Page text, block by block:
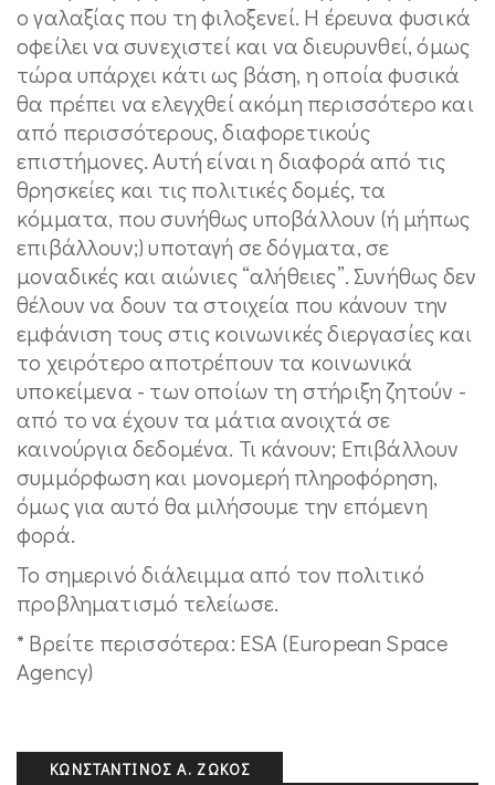
ο γαλαξίας που τη φιλοξενεί. Η έρευνα φυσικά
οφείλει να συνεχιστεί και να διευρυνθεί, όμως
τώρα υπάρχει κάτι ως βάση, η οποία φυσικά
θα πρέπει να ελεγχθεί ακόμη περισσότερο και
από περισσότερους, διαφορετικούς
επιστήμονες. Αυτή είναι η διαφορά από τις
θρησκείες και τις πολιτικές δομές, τα
κόμματα, που συνήθως υποβάλλουν (ή μήπως
επιβάλλουν;) υποταγή σε δόγματα, σε
μοναδικές και αιώνιες “αλήθειες”. Συνήθως δεν
θέλουν να δουν τα στοιχεία που κάνουν την
εμφάνιση τους στις κοινωνικές διεργασίες και
το χειρότερο αποτρέπουν τα κοινωνικά
υποκείμενα - των οποίων τη στήριξη ζητούν -
από το να έχουν τα μάτια ανοιχτά σε
καινούργια δεδομένα. Τι κάνουν; Επιβάλλουν
συμμόρφωση και μονομερή πληροφόρηση,
όμως για αυτό θα μιλήσουμε την επόμενη
φορά.
Το σημερινό διάλειμμα από τον πολιτικό
προβληματισμό τελείωσε.
* Βρείτε περισσότερα: ESA (European Space
Agency)
ΚΩΝΣΤΑΝΤΊΝΟΣ Α. ΖΏΚΟΣ